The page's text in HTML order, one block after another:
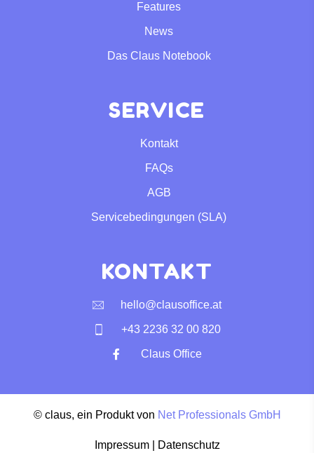
Features
News
Das Claus Notebook
SERVICE
Kontakt
FAQs
AGB
Servicebedingungen (SLA)
KONTAKT
hello@clausoffice.at
+43 2236 32 00 820
Claus Office
© claus, ein Produkt von Net Professionals GmbH
Impressum| Datenschutz